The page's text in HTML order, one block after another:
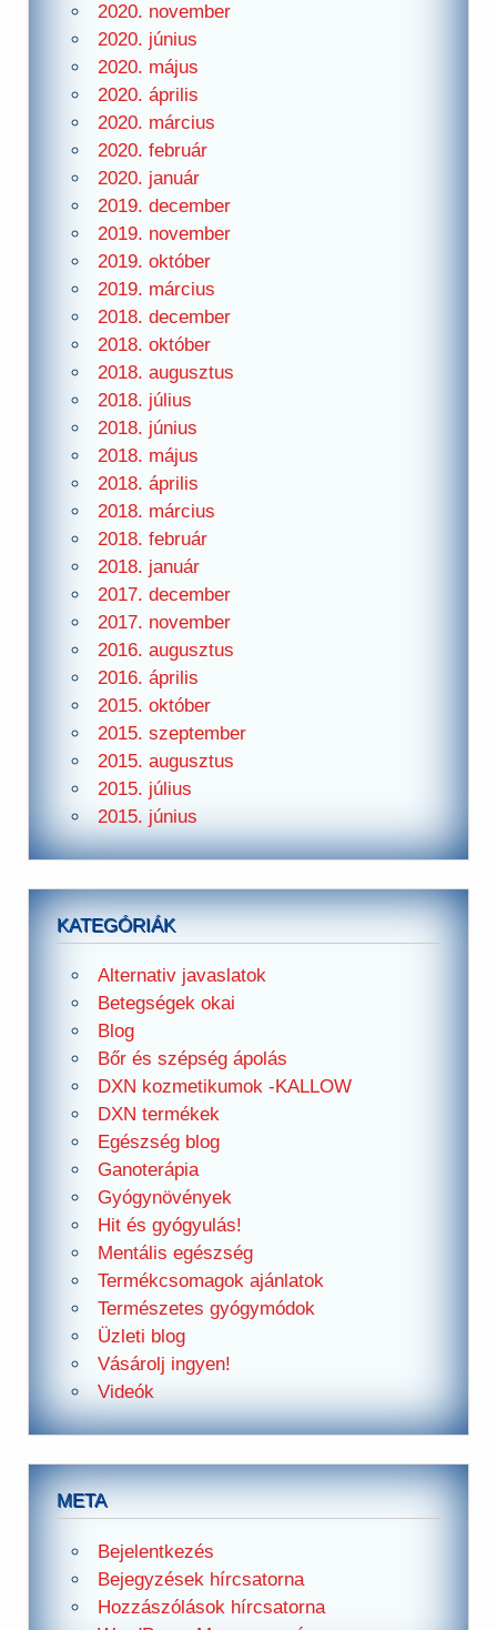
2020. november
2020. június
2020. május
2020. április
2020. március
2020. február
2020. január
2019. december
2019. november
2019. október
2019. március
2018. december
2018. október
2018. augusztus
2018. július
2018. június
2018. május
2018. április
2018. március
2018. február
2018. január
2017. december
2017. november
2016. augusztus
2016. április
2015. október
2015. szeptember
2015. augusztus
2015. július
2015. június
KATEGÓRIÁK
Alternativ javaslatok
Betegségek okai
Blog
Bőr és szépség ápolás
DXN kozmetikumok -KALLOW
DXN termékek
Egészség blog
Ganoterápia
Gyógynövények
Hit és gyógyulás!
Mentális egészség
Termékcsomagok ajánlatok
Természetes gyógymódok
Üzleti blog
Vásárolj ingyen!
Videók
META
Bejelentkezés
Bejegyzések hírcsatorna
Hozzászólások hírcsatorna